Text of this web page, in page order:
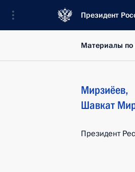
Президент
Материалы по
Мирзиёев,
Шавкат
Президент